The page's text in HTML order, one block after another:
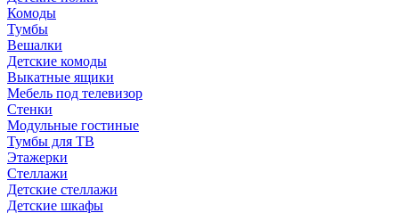
Комоды
Тумбы
Вешалки
Детские комоды
Выкатные ящики
Мебель под телевизор
Стенки
Модульные гостиные
Тумбы для ТВ
Этажерки
Стеллажи
Детские стеллажи
Детские шкафы